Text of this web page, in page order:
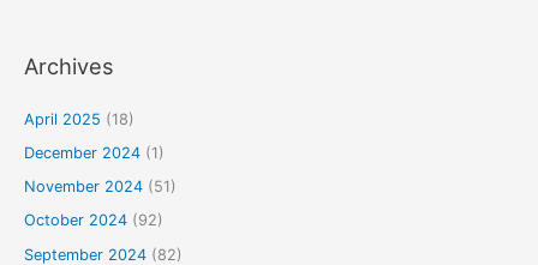
Archives
April 2025 (18)
December 2024(1)
November 2024(51)
October 2024(92)
September 2024(82)